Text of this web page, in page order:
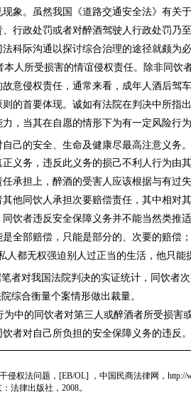
象。虽然我国《道路交通安全法》有关
行政处罚或者对醉酒驾驶人行政处罚乃
科际沟通以探讨综合治理的途径就颇为
人所受损害的情谊侵权责任。除非同饮
意侵权责任，通常来看，成年人酒后驾
的首要体现。诚如有法院在判决中所指
，当其在自愿的情形下为有一定风险行
己的安全、生命及健康尽最高注意义务
义务，违反此义务的损己不利人行为由
承担上，醉酒的受害人应该根据与有过
其他同饮人承担次要赔偿责任，其中相对
饮者违反安全保障义务并不能当然类推
全部赔偿，只能是部分的、次要的赔偿
人都无权强迫别人过正当的生活，他只
笔者对我国法院判决的实证统计，同饮者
综合衡量个案情形做出裁量。
中的同饮者对第三人或醉酒者所受损害
者对自己所负担的安全保障义务的违反。
权法问题，[EB/OL] ，中国民商法律网，http://
法律出版社，2008。